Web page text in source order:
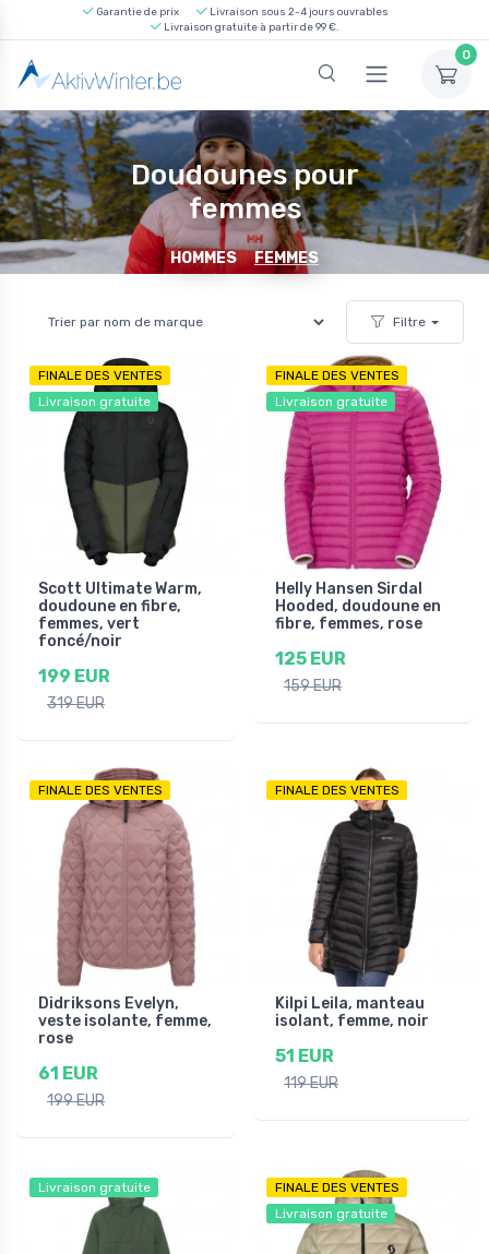
Garantie de prix
Livraison sous 2-4 jours ouvrables
Livraison gratuite à partir de 99 €.
0
Doudounes pour
femmes
HOMMES FEMMES
Filtre
FINALE DES VENTES
Livraison gratuite
Scott Ultimate Warm,
doudoune en fibre,
femmes, vert
foncé/noir
199 EUR
319 EUR
FINALE DES VENTES
Livraison gratuite
Helly Hansen Sirdal
Hooded, doudoune en
fibre, femmes, rose
125 EUR
159 EUR
FINALE DES VENTES
Didriksons Evelyn,
veste isolante, femme,
rose
61 EUR
199 EUR
FINALE DES VENTES
Kilpi Leila, manteau
isolant, femme, noir
51 EUR
119 EUR
Livraison gratuite
FINALE DES VENTES
Livraison gratuite